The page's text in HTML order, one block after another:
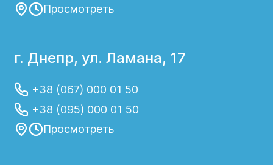
Просмотреть
г. Днепр, ул. Ламана, 17
+38 (067) 000 01 50
+38 (095) 000 01 50
Просмотреть